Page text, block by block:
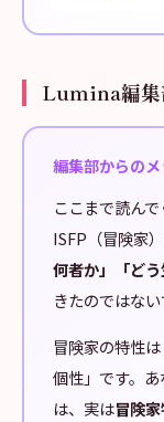
Lumina編集
編集部からの
ここまで読ん
ISFP（冒険家
何者か」「どう
きたのではない
冒険家の特性
個性」です。
は、実は冒険